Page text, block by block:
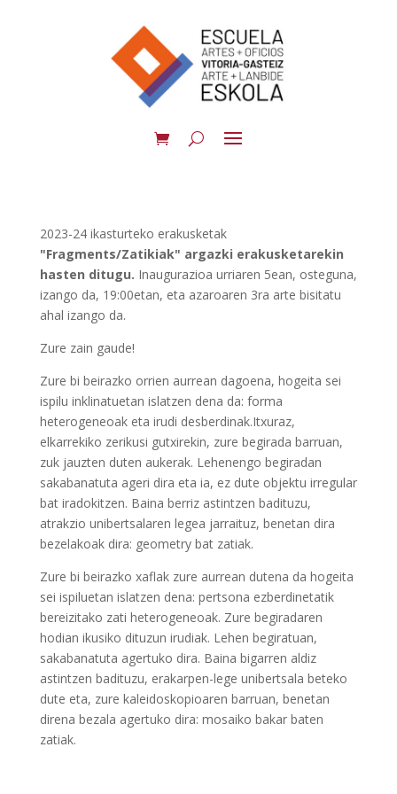
2023-24 ikasturteko erakusketak
"Fragments/Zatikiak" argazki erakusketarekin
hasten ditugu. Inaugurazioa urriaren 5ean, osteguna,
izango da, 19:00etan, eta azaroaren 3ra arte bisitatu
ahal izango da.
Zure zain gaude!
Zure bi beirazko orrien aurrean dagoena, hogeita sei
ispilu inklinatuetan islatzen dena da: forma
heterogeneoak eta irudi desberdinak.Itxuraz,
elkarrekiko zerikusi gutxirekin, zure begirada barruan,
zuk jauzten duten aukerak. Lehenengo begiradan
sakabanatuta ageri dira eta ia, ez dute objektu irregular
bat iradokitzen. Baina berriz astintzen badituzu,
atrakzio unibertsalaren legea jarraituz, benetan dira
bezelakoak dira: geometry bat zatiak.
Zure bi beirazko xaflak zure aurrean dutena da hogeita
sei ispiluetan islatzen dena: pertsona ezberdinetatik
bereizitako zati heterogeneoak. Zure begiradaren
hodian ikusiko dituzun irudiak. Lehen begiratuan,
sakabanatuta agertuko dira. Baina bigarren aldiz
astintzen badituzu, erakarpen-lege unibertsala beteko
dute eta, zure kaleidoskopioaren barruan, benetan
direna bezala agertuko dira: mosaiko bakar baten
zatiak.